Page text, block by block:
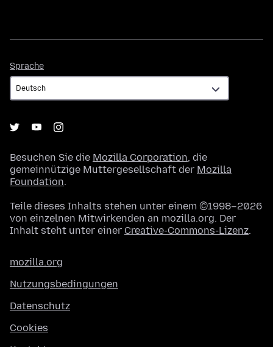
Sprache
Besuchen Sie die Mozilla Corporation, die
gemeinnützige Muttergesellschaft der Mozilla
Foundation.
Teile dieses Inhalts stehen unter einem ©1998–2026
von einzelnen Mitwirkenden an mozilla.org. Der
Inhalt steht unter einer Creative-Commons-Lizenz.
mozilla.org
Nutzungsbedingungen
Datenschutz
Cookies